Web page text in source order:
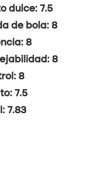
dulce: 7.5
de bola: 8
8
8
8
7.5
7.83